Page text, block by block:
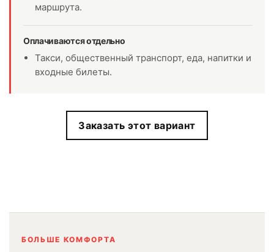
маршрута.
Оплачиваются отдельно
Такси, общественный транспорт, еда, напитки и
входные билеты.
Заказать этот вариант
БОЛЬШЕ КОМФОРТА